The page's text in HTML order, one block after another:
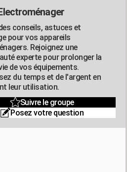
conseils, astuces et
pour vos appareils
Rejoignez une
experte pour prolonger la
de vos équipements.
du temps et de l'argent en
leur utilisation.
Suivre le groupe
Posez votre question